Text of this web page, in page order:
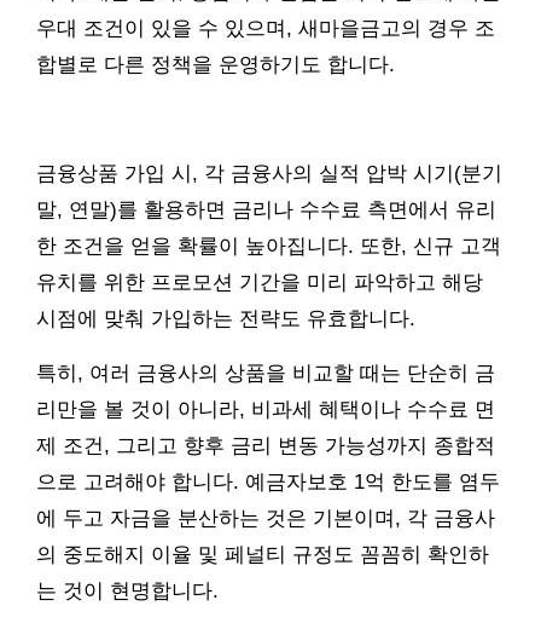
우대 조건이 있을 수 있으며, 새마을금고의 경우 조
합별로 다른 정책을 운영하기도 합니다.
금융상품 가입 시, 각 금융사의 실적 압박 시기(분기
말, 연말)를 활용하면 금리나 수수료 측면에서 유리
한 조건을 얻을 확률이 높아집니다. 또한, 신규 고객
유치를 위한 프로모션 기간을 미리 파악하고 해당
시점에 맞춰 가입하는 전략도 유효합니다.
특히, 여러 금융사의 상품을 비교할 때는 단순히 금
리만을 볼 것이 아니라, 비과세 혜택이나 수수료 면
제 조건, 그리고 향후 금리 변동 가능성까지 종합적
으로 고려해야 합니다. 예금자보호 1억 한도를 염두
에 두고 자금을 분산하는 것은 기본이며, 각 금융사
의 중도해지 이율 및 페널티 규정도 꼼꼼히 확인하
는 것이 현명합니다.